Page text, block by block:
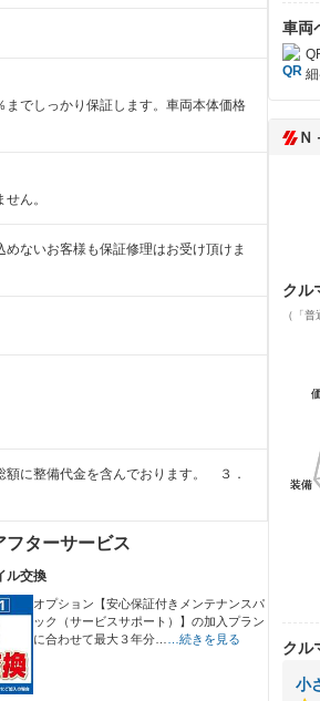
でしっかり保証します。車両本体価格
ん。
ないお客様も保証修理はお受け頂けま
に整備代金を含んでおります。 ３．
フターサービス
ル交換
オプション【安心保証付きメンテナンスパ
ック（サービスサポート）】の加入プラン
に合わせて最大３年分…
…続きを見る
車両
Ｎ
クル
（「
装備
装備
クル
小